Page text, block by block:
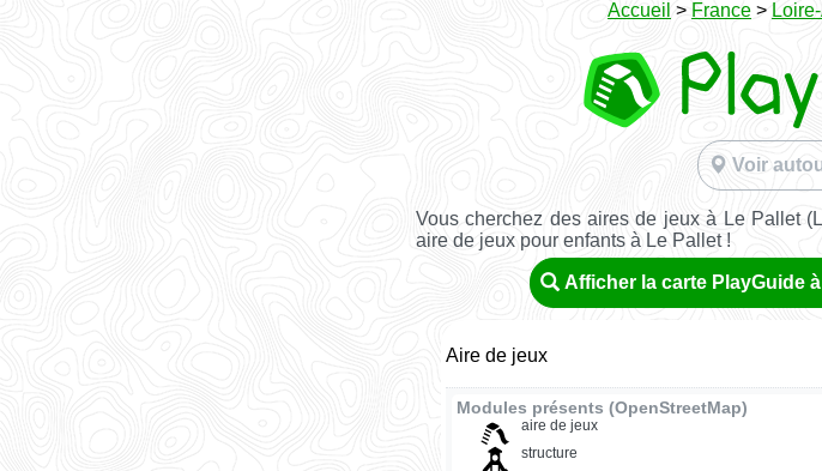
Accueil > France >
Voir
Vous cherchez des aires de jeux à Le Pallet
aire de jeux pour enfants à Le Pallet !
Afficher la carte PlayGuide
Aire de jeux
Modules présents (OpenStreetMap)
aire de jeux
structure